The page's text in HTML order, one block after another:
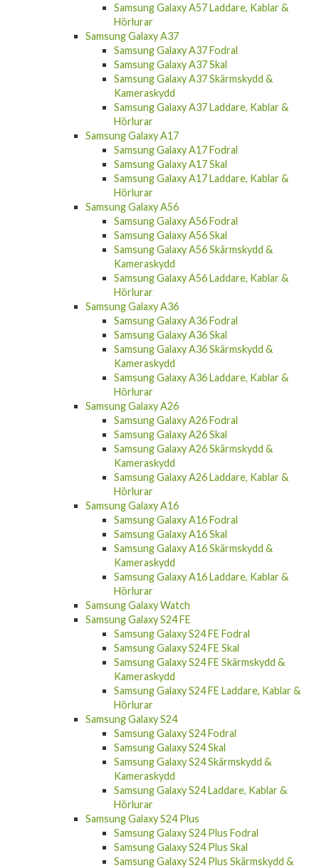
Hörlurar
Samsung Galaxy A37
Samsung Galaxy A37 Fodral
Samsung Galaxy A37 Skal
Samsung Galaxy A37 Skärmskydd &
Kameraskydd
Samsung Galaxy A37 Laddare, Kablar &
Hörlurar
Samsung Galaxy A17
Samsung Galaxy A17 Fodral
Samsung Galaxy A17 Skal
Samsung Galaxy A17 Laddare, Kablar &
Hörlurar
Samsung Galaxy A56
Samsung Galaxy A56 Fodral
Samsung Galaxy A56 Skal
Samsung Galaxy A56 Skärmskydd &
Kameraskydd
Samsung Galaxy A56 Laddare, Kablar &
Hörlurar
Samsung Galaxy A36
Samsung Galaxy A36 Fodral
Samsung Galaxy A36 Skal
Samsung Galaxy A36 Skärmskydd &
Kameraskydd
Samsung Galaxy A36 Laddare, Kablar &
Hörlurar
Samsung Galaxy A26
Samsung Galaxy A26 Fodral
Samsung Galaxy A26 Skal
Samsung Galaxy A26 Skärmskydd &
Kameraskydd
Samsung Galaxy A26 Laddare, Kablar &
Hörlurar
Samsung Galaxy A16
Samsung Galaxy A16 Fodral
Samsung Galaxy A16 Skal
Samsung Galaxy A16 Skärmskydd &
Kameraskydd
Samsung Galaxy A16 Laddare, Kablar &
Hörlurar
Samsung Galaxy Watch
Samsung Galaxy S24 FE
Samsung Galaxy S24 FE Fodral
Samsung Galaxy S24 FE Skal
Samsung Galaxy S24 FE Skärmskydd &
Kameraskydd
Samsung Galaxy S24 FE Laddare, Kablar &
Hörlurar
Samsung Galaxy S24
Samsung Galaxy S24 Fodral
Samsung Galaxy S24 Skal
Samsung Galaxy S24 Skärmskydd &
Kameraskydd
Samsung Galaxy S24 Laddare, Kablar &
Hörlurar
Samsung Galaxy S24 Plus
Samsung Galaxy S24 Plus Fodral
Samsung Galaxy S24 Plus Skal
Samsung Galaxy S24 Plus Skärmskydd &
Kameraskydd